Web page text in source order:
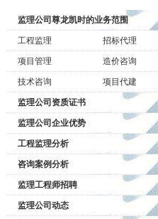
监理公司尊龙凯时的业务范围
工程监理 招标代理
项目管理 造价咨询
技术咨询 项目代建
监理公司资质证书
监理公司企业优势
工程监理分析
咨询案例分析
监理工程师招聘
监理公司动态